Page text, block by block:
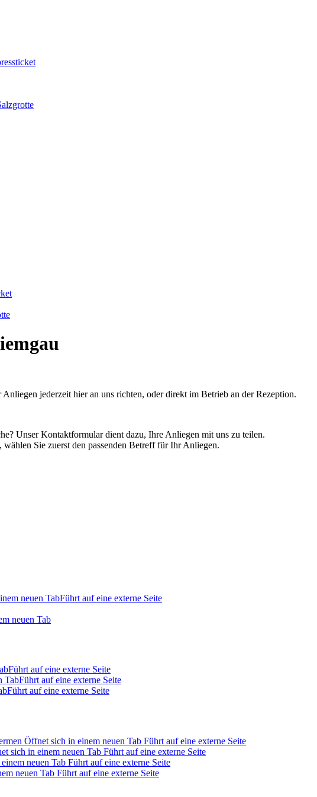
jederzeit hier an uns richten, oder direkt im Betrieb an der Rezeption.
Unser Kontaktformular dient dazu, Ihre Anliegen mit uns zu teilen.
Sie zuerst den passenden Betreff für Ihr Anliegen.
neuen TabFührt auf eine externe Seite
neuen Tab
Führt auf eine externe Seite
TabFührt auf eine externe Seite
Führt auf eine externe Seite
Öffnet sich in einem neuen Tab Führt auf eine externe Seite
sich in einem neuen Tab Führt auf eine externe Seite
neuen Tab Führt auf eine externe Seite
neuen Tab Führt auf eine externe Seite